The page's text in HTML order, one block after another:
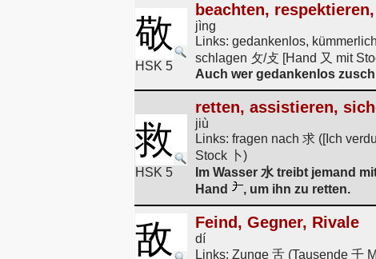
敬
HSK 5
beachten,
jìng
Links: gedankenlos,
schlagen 攵/攴 [Hand 又 mit
Auch wer gedankenlos
救
HSK 5
retten, assistieren,
jiù
Links: fragen nach 求 ([Ich
Stock 卜)
Im Wasser 水 treibt jemand
Hand
, um ihn zu retten.
敌 Feind, Gegner, Rivale
dí
Links: Zunge 舌 (Tausende 千